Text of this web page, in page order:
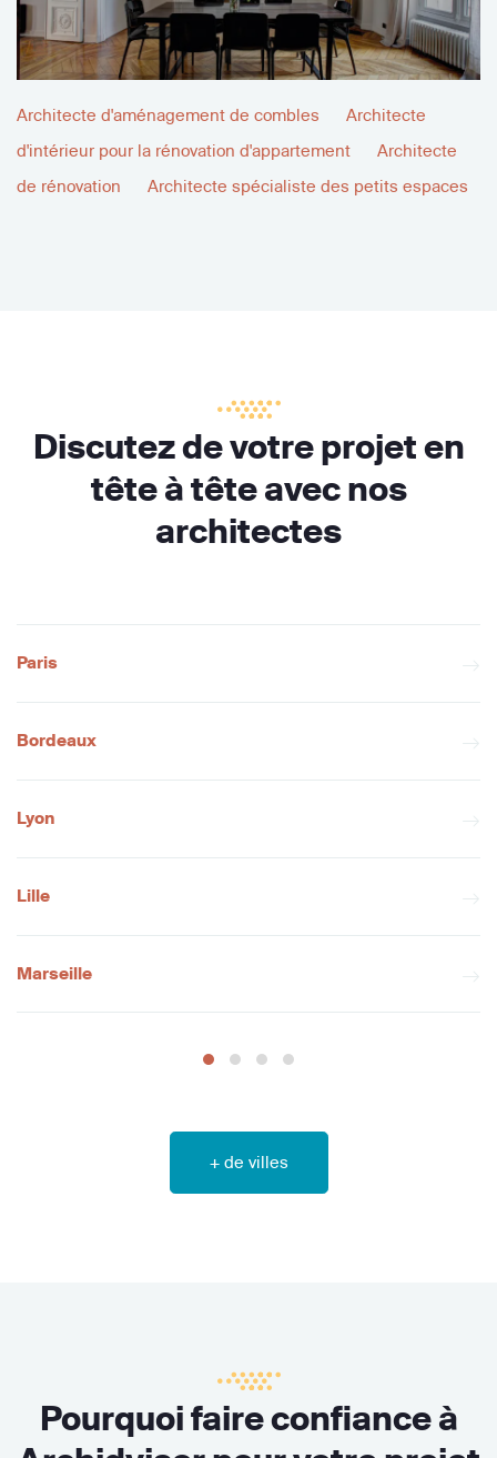
Architecte d'aménagement de combles
Architecte
d'intérieur pour la rénovation d'appartement
Architecte
de rénovation
Architecte spécialiste des petits espaces
Discutez de votre projet en
tête à tête avec nos
architectes
Paris
Bordeaux
Lyon
Lille
Marseille
+ de villes
Pourquoi faire confiance à